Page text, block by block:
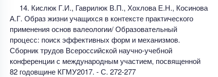
14. Кислюк Г.И., Гаврилюк В.П., Хохлова Е.Н., Косинова
А.Г. Образ жизни учащихся в контексте практического
применения основ валеологии/ Образовательный
процесс: поиск эффективных форм и механизмов.
Сборник трудов Всероссийской научно-учебной
конференции с международным участием, посвященной
82 годовщине КГМУ2017. - С. 272-277